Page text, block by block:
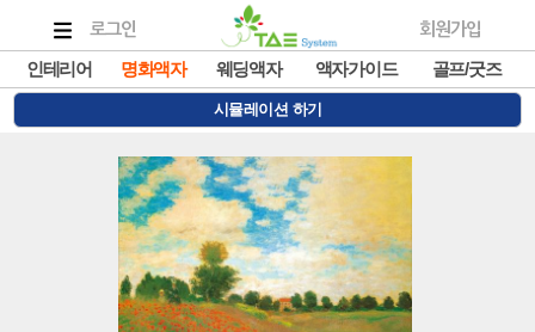
로그인 회원가입
인테리어 명화액자 웨딩액자 액자가이드 골프/굿즈
시뮬레이션 하기